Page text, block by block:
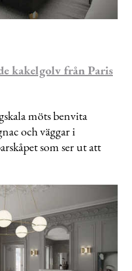
kakelgolv från Paris
möts benvita
och väggar i
som ser ut att